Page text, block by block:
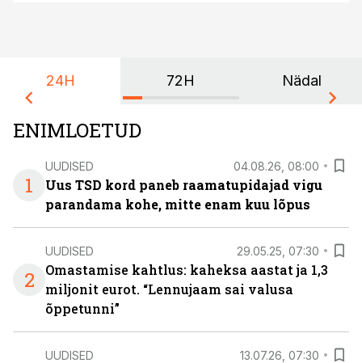
24H 72H Nädal
ENIMLOETUD
1
UUDISED 04.08.26, 08:00
Uus TSD kord paneb raamatupidajad vigu
parandama kohe, mitte enam kuu lõpus
2
UUDISED 29.05.25, 07:30
Omastamise kahtlus: kaheksa aastat ja 1,3
miljonit eurot. “Lennujaam sai valusa
õppetunni”
UUDISED 13.07.26, 07:30